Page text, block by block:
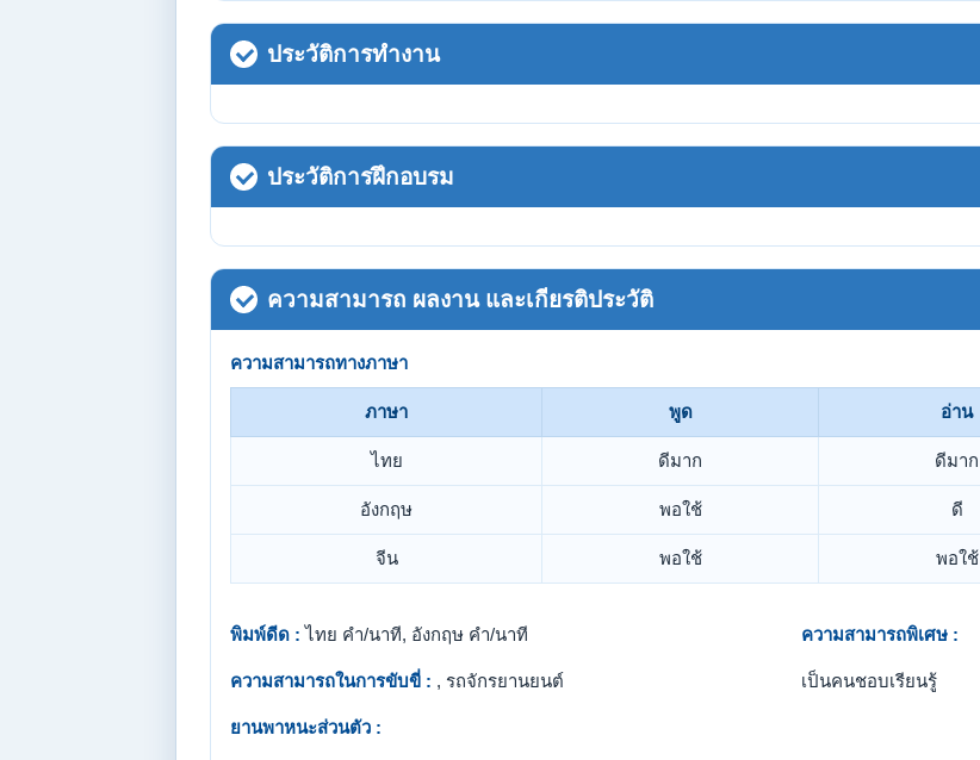
ประวัติการทำงาน
ประวัติการฝึกอบรม
ความสามารถ ผลงาน และเกียรติประวัติ
ความสามารถทางภาษา
ภาษา พูด อ่าน
ไทย ดีมาก ดีมาก
อังกฤษ พอใช้ ดี
จีน พอใช้ พอใช้
พิมพ์ดีด : ไทย คำ/นาที, อังกฤษ คำ/นาที
ความสามารถในการขับขี่ : , รถจักรยานยนต์
ยานพาหนะส่วนตัว :
ความสามารถพิเศษ :
เป็นคนชอบเรียนรู้